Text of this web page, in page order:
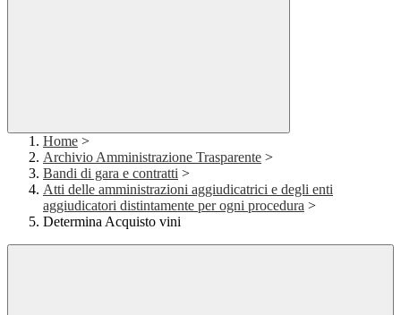
Home >
Archivio Amministrazione Trasparente >
Bandi di gara e contratti >
Atti delle amministrazioni aggiudicatrici e degli enti
aggiudicatori distintamente per ogni procedura >
Determina Acquisto vini